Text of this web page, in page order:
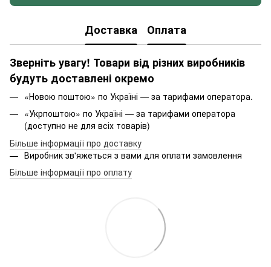
Доставка Оплата
Зверніть увагу! Товари від різних виробників
будуть доставлені окремо
«Новою поштою» по Україні — за тарифами оператора.
«Укрпоштою» по Україні — за тарифами оператора
(доступно не для всіх товарів)
Більше інформації про доставку
Виробник зв'яжеться з вами для оплати замовлення
Більше інформації про оплату